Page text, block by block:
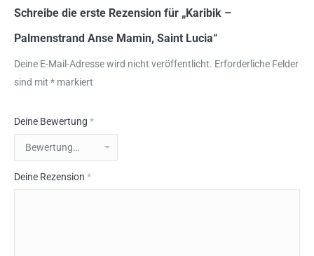
Schreibe die erste Rezension für „Karibik –
Palmenstrand Anse Mamin, Saint Lucia“
Deine E-Mail-Adresse wird nicht veröffentlicht. Erforderliche Felder
sind mit * markiert
Deine Bewertung *
Deine Rezension *